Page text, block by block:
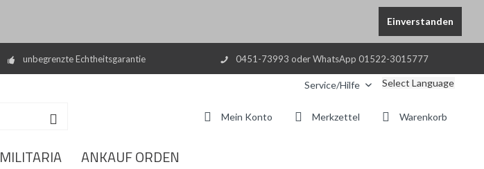
Einverstanden
unbegrenzte Echtheitsgarantie 0451-73993 oder WhatsApp 01522-3015777
Service/Hilfe Select Language
Warenkorb
Merkzettel
Mein Konto
MILITARIA ANKAUF ORDEN